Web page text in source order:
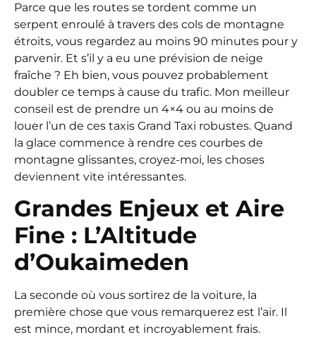
Parce que les routes se tordent comme un
serpent enroulé à travers des cols de montagne
étroits, vous regardez au moins 90 minutes pour y
parvenir. Et s’il y a eu une prévision de neige
fraîche ? Eh bien, vous pouvez probablement
doubler ce temps à cause du trafic. Mon meilleur
conseil est de prendre un 4×4 ou au moins de
louer l’un de ces taxis Grand Taxi robustes. Quand
la glace commence à rendre ces courbes de
montagne glissantes, croyez-moi, les choses
deviennent vite intéressantes.
Grandes Enjeux et Aire
Fine : L’Altitude
d’Oukaimeden
La seconde où vous sortirez de la voiture, la
première chose que vous remarquerez est l’air. Il
est mince, mordant et incroyablement frais.